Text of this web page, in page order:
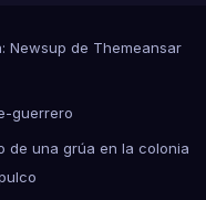
Newsup de Themeansar
de una grúa en la colonia